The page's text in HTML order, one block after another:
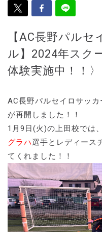
【AC長野パル
ル】2024年スク
体験実施中！！〉
AC長野パルセイロサッ
が再開しました！！
1月9日(火)の上田校では
グラハ選手とレディース
てくれました！！